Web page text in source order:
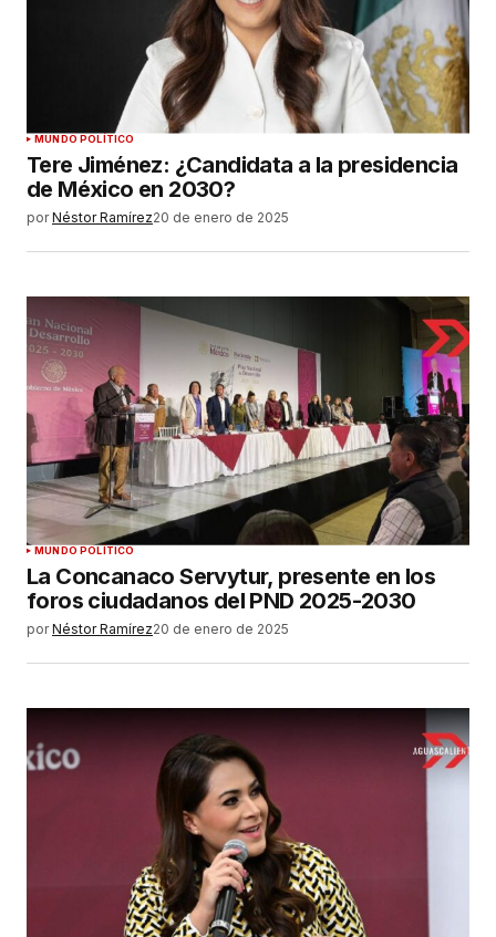
MUNDO POLÍTICO
Tere Jiménez: ¿Candidata a la presidencia
de México en 2030?
por Néstor Ramírez20 de enero de 2025
MUNDO POLÍTICO
La Concanaco Servytur, presente en los
foros ciudadanos del PND 2025-2030
por Néstor Ramírez20 de enero de 2025